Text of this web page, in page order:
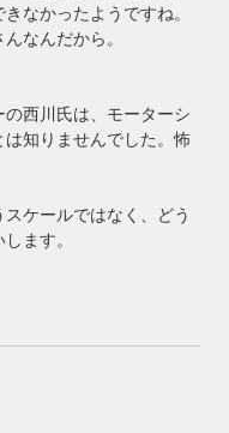
なかったようですね。
なんだから。
西川氏は、モーターシ
は知りませんでした。怖
ケールではなく、どう
ます。